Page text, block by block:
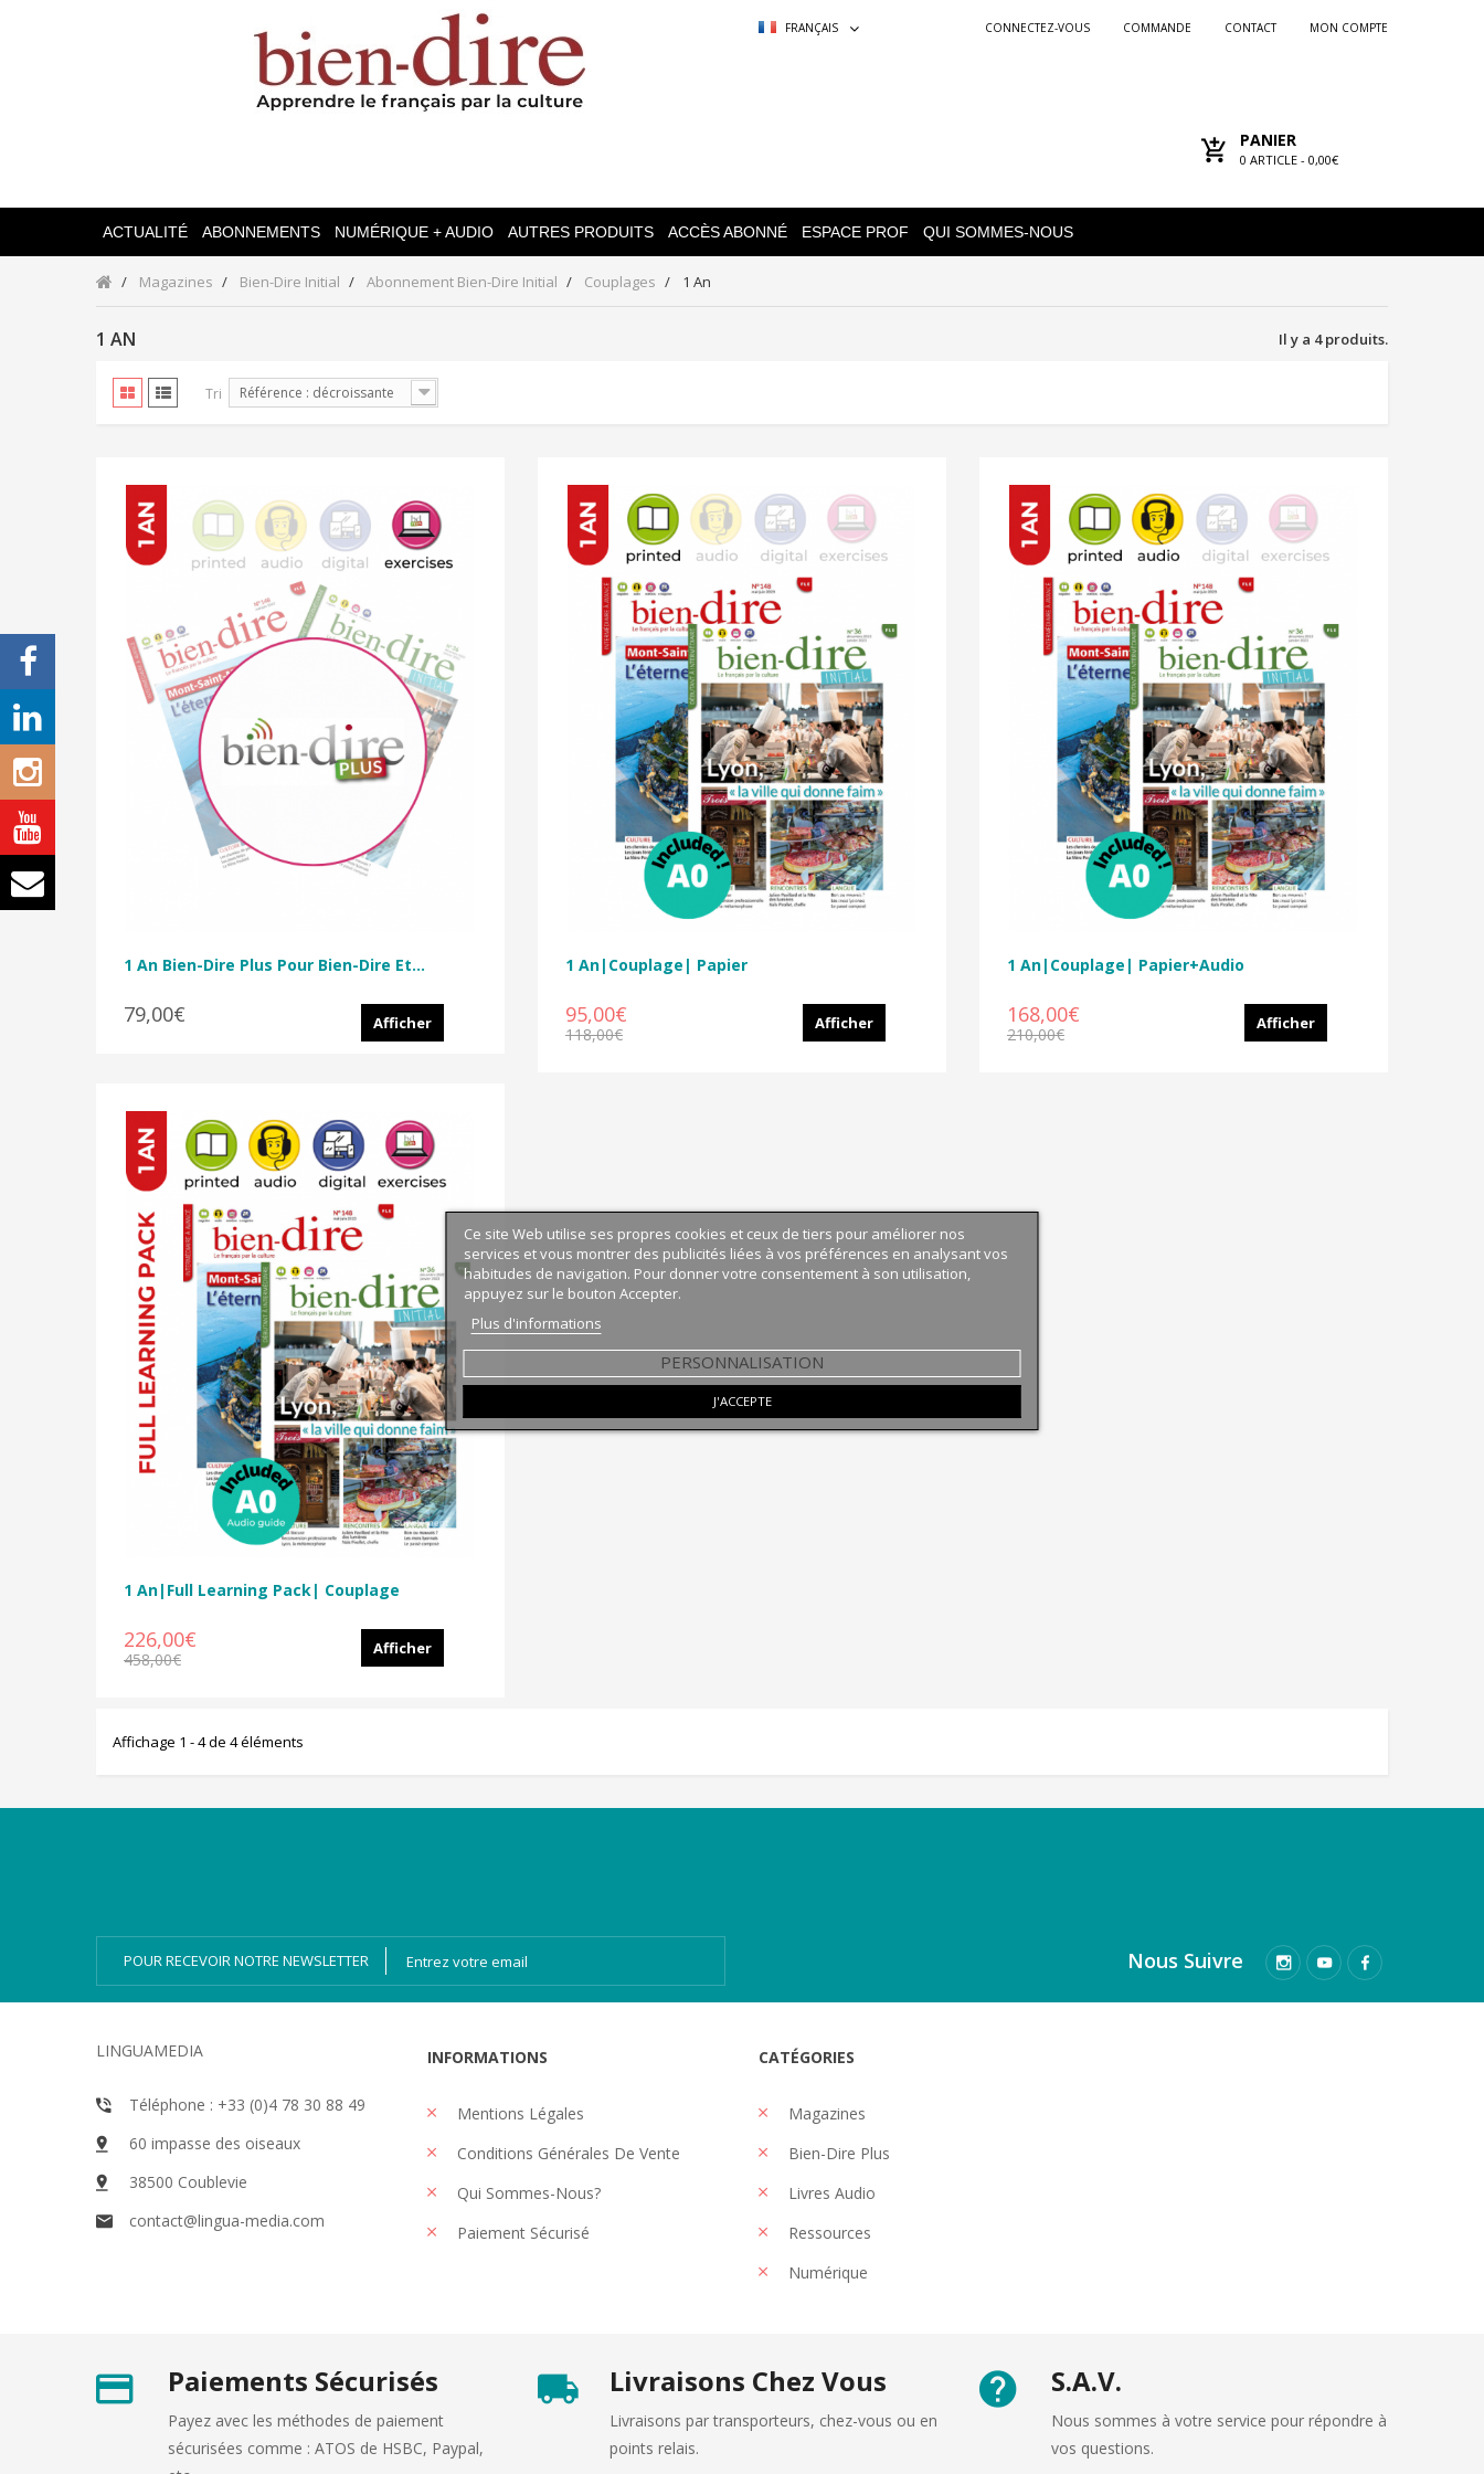
FRANÇAIS MON COMPTE
CONTACT
COMMANDE
CONNECTEZ-VOUS
PANIER
0 ARTICLE - 0,00€
ACTUALITÉ ABONNEMENTS NUMÉRIQUE + AUDIO AUTRES PRODUITS ACCÈS ABONNÉ ESPACE PROF QUI SOMMES-NOUS
Magazines Bien-Dire Initial Abonnement Bien-Dire Initial Couplages 1 An
1 AN Il y a 4 produits.
Tri Référence : décroissante
1 An Bien-Dire Plus Pour Bien-Dire Et...
79,00€ Afficher
1 An|Couplage| Papier
95,00€
118,00€
Afficher
1 An|Couplage| Papier+Audio
168,00€
210,00€
Afficher
1 An|Full Learning Pack| Couplage
226,00€
458,00€
Afficher
Affichage 1 - 4 de 4 éléments
Ce site Web utilise ses propres cookies et ceux de tiers pour améliorer nos
services et vous montrer des publicités liées à vos préférences en analysant vos
habitudes de navigation. Pour donner votre consentement à son utilisation,
appuyez sur le bouton Accepter.
Plus d'informations
PERSONNALISATION
J'ACCEPTE
POUR RECEVOIR NOTRE NEWSLETTER
Nous Suivre
LINGUAMEDIA
Téléphone : +33 (0)4 78 30 88 49
60 impasse des oiseaux
38500 Coublevie
contact@lingua-media.com
INFORMATIONS
Mentions Légales
Conditions Générales De Vente
Qui Sommes-Nous?
Paiement Sécurisé
CATÉGORIES
Magazines
Bien-Dire Plus
Livres Audio
Ressources
Numérique
Paiements Sécurisés
Payez avec les méthodes de paiement
sécurisées comme : ATOS de HSBC, Paypal,
Livraisons Chez Vous
Livraisons par transporteurs, chez-vous ou en
points relais.
S.A.V.
Nous sommes à votre service pour répondre à
vos questions.